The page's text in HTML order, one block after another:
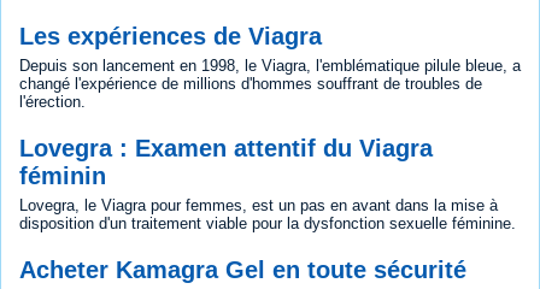
Les expériences de Viagra
Depuis son lancement en 1998, le Viagra, l'emblématique pilule bleue, a
changé l'expérience de millions d'hommes souffrant de troubles de
l'érection.
Lovegra : Examen attentif du Viagra
féminin
Lovegra, le Viagra pour femmes, est un pas en avant dans la mise à
disposition d'un traitement viable pour la dysfonction sexuelle féminine.
Acheter Kamagra Gel en toute sécurité